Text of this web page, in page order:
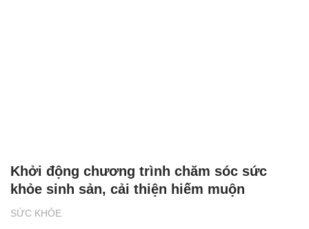
SỨC KHỎE
Khởi động chương trình chăm sóc sức
khỏe sinh sản, cải thiện hiếm muộn